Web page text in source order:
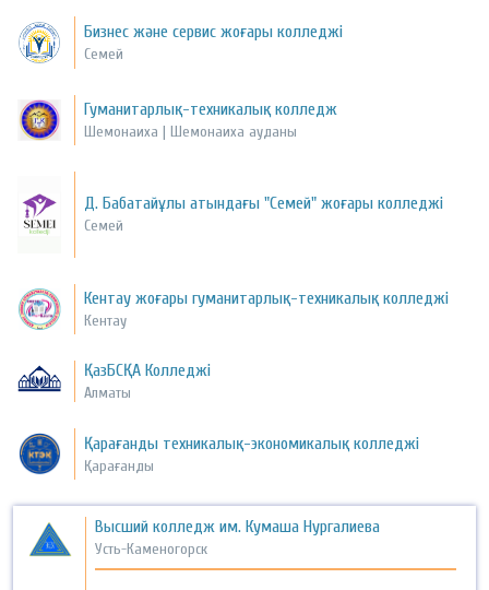
Бизнес және сервис жоғары колледжі
Семей
Гуманитарлық-техникалық колледж
Шемонаиха | Шемонаиха ауданы
Д. Бабатайұлы атындағы "Семей" жоғары колледжі
Семей
Кентау жоғары гуманитарлық-техникалық колледжі
Кентау
ҚазБСҚА Колледжі
Алматы
Қарағанды техникалық-экономикалық колледжі
Қарағанды
Высший колледж им. Кумаша Нургалиева
Усть-Каменогорск